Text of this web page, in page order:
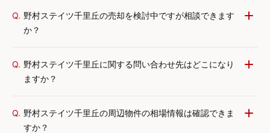
Q. 野村ステイツ千里丘の売却を検討中ですが相談できます
か？
Q. 野村ステイツ千里丘に関する問い合わせ先はどこになり
ますか？
Q. 野村ステイツ千里丘の周辺物件の相場情報は確認できま
すか？